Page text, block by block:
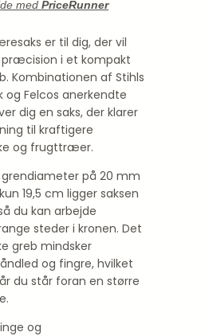
med PriceRunner
er til dig, der vil
i et kompakt
Kombinationen af Stihls
Felcos anerkendte
dig en saks, der klarer
til kraftigere
og frugttræer.
på 20 mm
19,5 cm ligger saksen
du kan arbejde
steder i kronen. Det
greb mindsker
og fingre, hvilket
du står foran en større
og